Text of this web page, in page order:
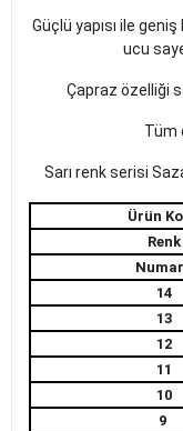
Güçlü yapısı ile
ucu
Çapraz özelliği
Tüm
Sarı renk serisi
Ürün
Renk
14
13
12
11
10
9